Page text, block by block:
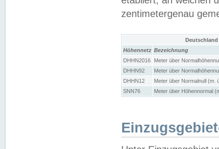
zentimetergenau
Höhennetz Bezeichnung
DHHN2016
Meter über
DHHN92
Meter über
DHHN12
Meter über Normalnull (m.
SNN76
Meter über Höhennormal